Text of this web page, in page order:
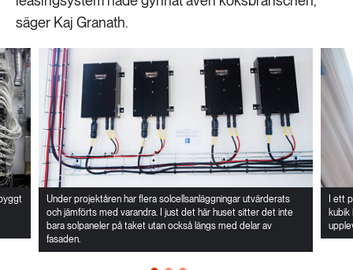
säger Kaj Granath.
Under projektåren har flera solcellsanläggningar utvärderats
och jämförts med varandra. I just det här huset sitter det inte
bara solpaneler på taket utan också längs med delar av
fasaden.
I ett
kubik